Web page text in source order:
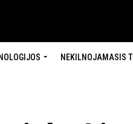
NEKILNOJAMASIS